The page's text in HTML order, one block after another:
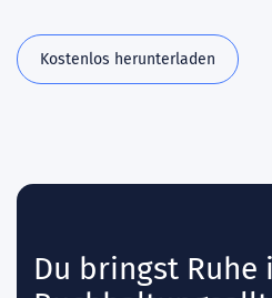
Kostenlos herunterladen
Du bringst Ruhe